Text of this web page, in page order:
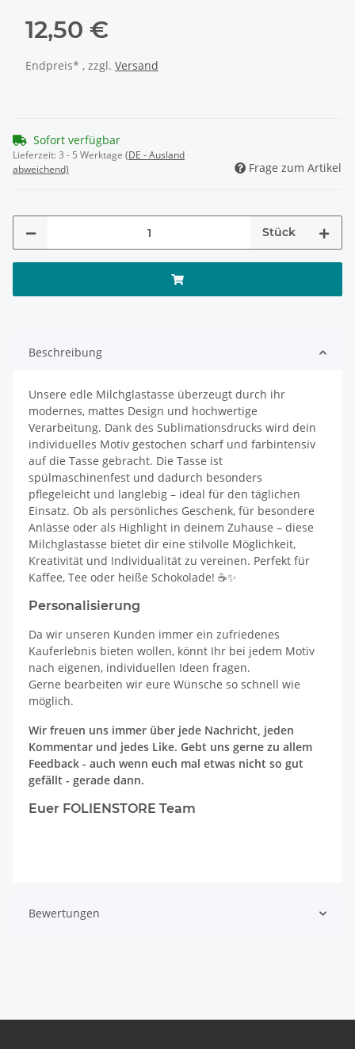
12,50 €
Endpreis* , zzgl. Versand
Sofort verfügbar
Lieferzeit:3 - 5 Werktage (DE - Ausland
abweichend)
Frage zum Artikel
Stück
Beschreibung
Unsere edle Milchglastasse überzeugt durch ihr
modernes, mattes Design und hochwertige
Verarbeitung. Dank des Sublimationsdrucks wird dein
individuelles Motiv gestochen scharf und farbintensiv
auf die Tasse gebracht. Die Tasse ist
spülmaschinenfest und dadurch besonders
pflegeleicht und langlebig – ideal für den täglichen
Einsatz. Ob als persönliches Geschenk, für besondere
Anlässe oder als Highlight in deinem Zuhause – diese
Milchglastasse bietet dir eine stilvolle Möglichkeit,
Kreativität und Individualität zu vereinen. Perfekt für
Kaffee, Tee oder heiße Schokolade! ☕✨
Personalisierung
Da wir unseren Kunden immer ein zufriedenes
Kauferlebnis bieten wollen, könnt Ihr bei jedem Motiv
nach eigenen, individuellen Ideen fragen.
Gerne bearbeiten wir eure Wünsche so schnell wie
möglich.
Wir freuen uns immer über jede Nachricht, jeden
Kommentar und jedes Like. Gebt uns gerne zu allem
Feedback - auch wenn euch mal etwas nicht so gut
gefällt - gerade dann.
Euer FOLIENSTORE Team
Bewertungen